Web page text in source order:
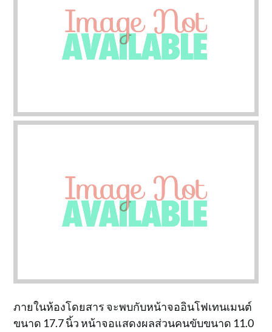
ภายในห้องโดยสาร จะพบกับหน้าจออินโฟเทนเมนต์
ขนาด 17.7 นิ้ว หน้าจอแสดงผลส่วนคนขับขนาด 11.0